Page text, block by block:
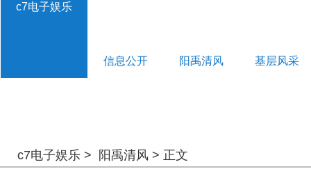
c7电子娱乐
信息公开 阳禹清风 基层风采
c7电子娱乐 > 阳禹清风 > 正文